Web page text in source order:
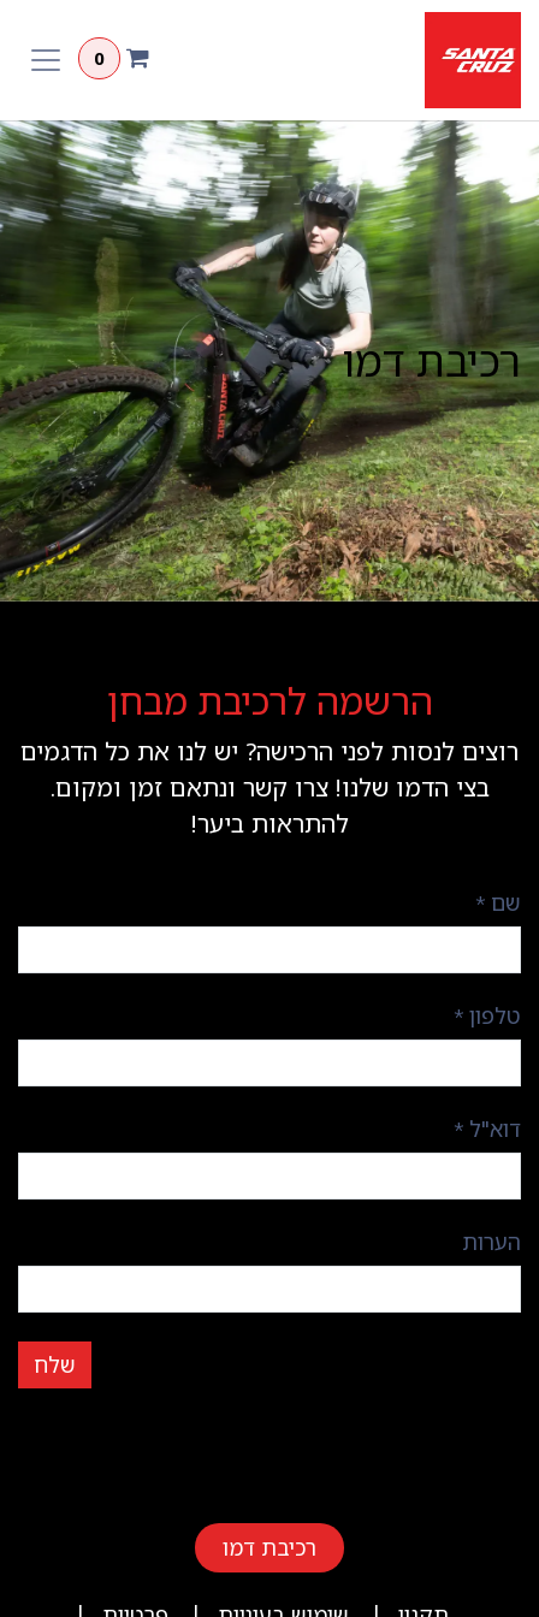
דלג לתוכן
0
רכיבת דמו
הרשמה לרכיבת מבחן
רוצים לנסות לפני הרכישה? יש לנו את כל הדגמים
בצי הדמו שלנו! צרו קשר ונתאם זמן ומקום.
להתראות ביער!
שם *
טלפון *
דוא"ל *
הערות
שלח
רכיבת דמו